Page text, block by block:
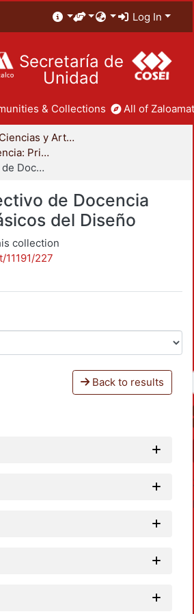
Log In
Secretaría de
Unidad
& Collections All of
División de Ciencias y Artes para el Diseño
Colectivo de Docencia: Principios Básicos del Diseño
Libros - Colectivo de Docencia Principios Básicos del Diseño
de Docencia
del Diseño
collection
227
Back to results